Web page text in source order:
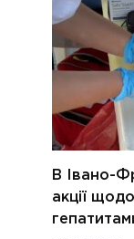
В Івано-
акції